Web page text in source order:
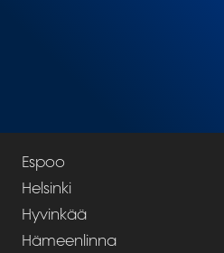
Espoo
Helsinki
Hyvinkää
Hämeenlinna